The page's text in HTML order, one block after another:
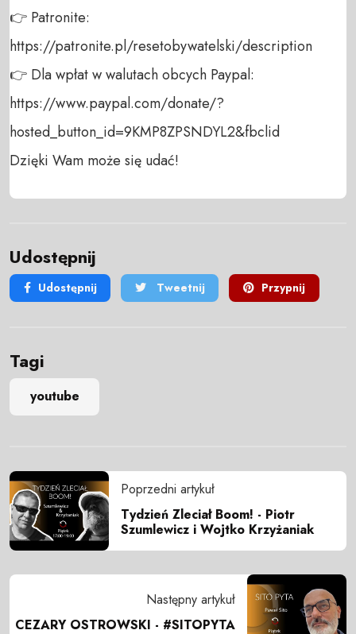
👉 Patronite:
https://patronite.pl/resetobywatelski/description
👉 Dla wpłat w walutach obcych Paypal:
https://www.paypal.com/donate/?
hosted_button_id=9KMP8ZPSNDYL2&fbclid
Dzięki Wam może się udać!
Udostępnij
Udostępnij Tweetnij Przypnij
Tagi
youtube
Poprzedni artykuł
Tydzień Zleciał Boom! - Piotr
Szumlewicz i Wojtko Krzyżaniak
Następny artykuł
CEZARY OSTROWSKI - #SITOPYTA